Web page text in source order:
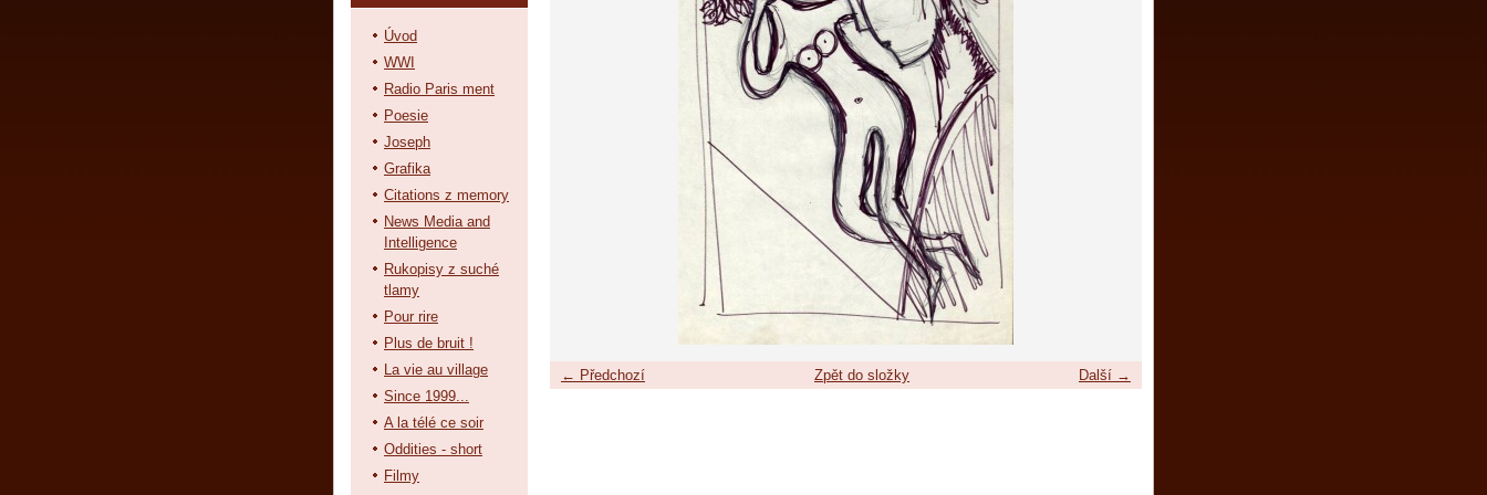
← Předchozí Další →
Zpět do složky
Úvod
WWI
Radio Paris ment
Poesie
Joseph
Grafika
Citations z memory
News Media and
Intelligence
Rukopisy z suché
tlamy
Pour rire
Plus de bruit !
La vie au village
Since 1999...
A la télé ce soir
Oddities - short
Filmy